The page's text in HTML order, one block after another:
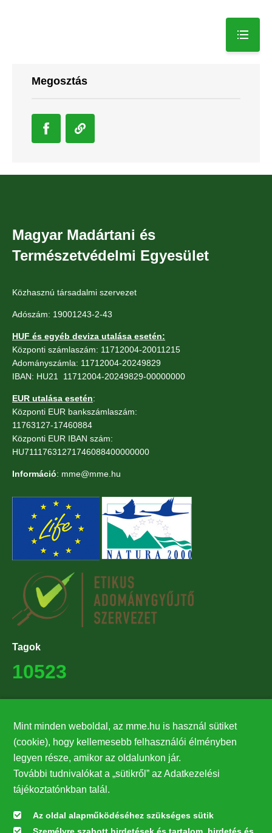
Megosztás
Magyar Madártani és
Természetvédelmi Egyesület
Közhasznú társadalmi szervezet
Adószám: 19001243-2-43
HUF és egyéb deviza utalása esetén:
Központi számlaszám: 11712004-20011215
Adományszámla: 11712004-20249829
IBAN: HU21 11712004-20249829-00000000
EUR utalása esetén:
Központi EUR bankszámlaszám:
11763127-17460884
Központi EUR IBAN szám:
HU71117631271746088400000000
Információ: mme@mme.hu
Tagok
10523
27224
Hírlevél feliratkozás
Értesüljön elsőként legfrissebb híreinkről, eseményeinkről!
Mint minden weboldal, az mme.hu is használ sütiket
(cookie), hogy kellemesebb felhasználói élményben
legyen része, amikor az oldalunkon jár.
További tudnivalókat a „sütikről” az Adatkezelési
tájékoztatónkban talál.
Az oldal alapműködéséhez szükséges sütik